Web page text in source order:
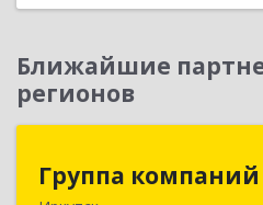
Ближайшие
регионов
Группа
Группа